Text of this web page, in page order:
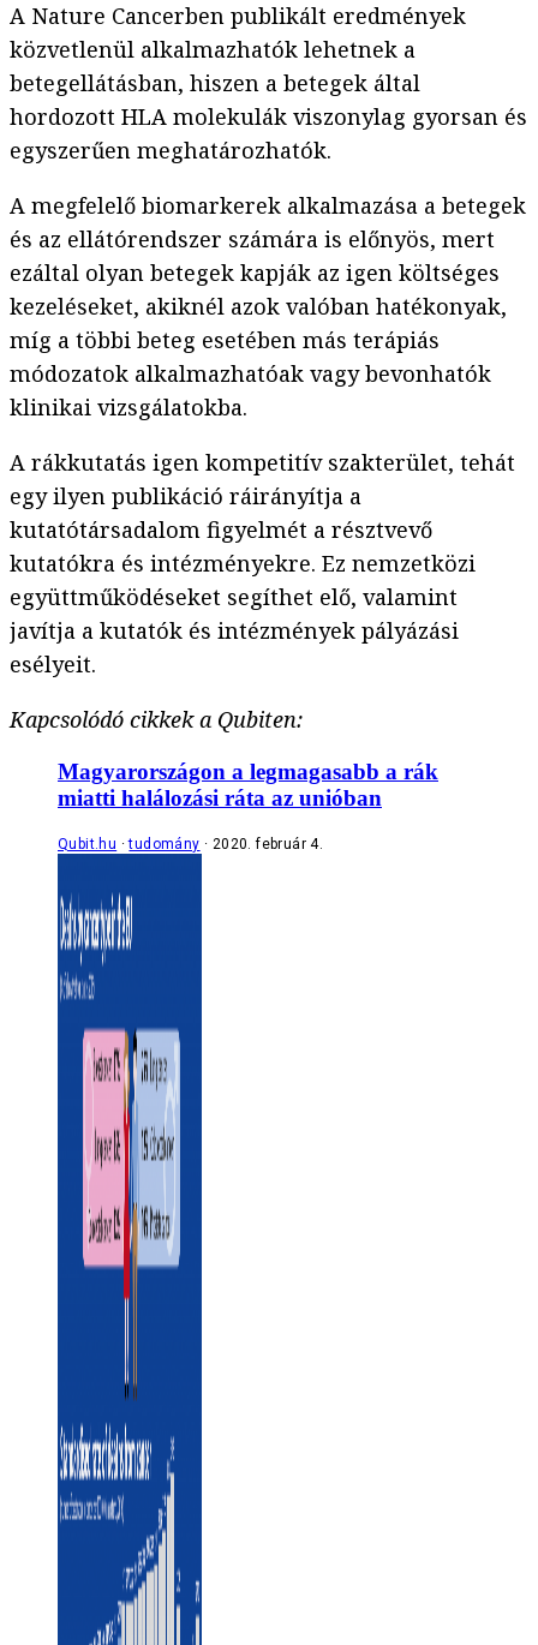
A Nature Cancerben publikált eredmények
közvetlenül alkalmazhatók lehetnek a
betegellátásban, hiszen a betegek által
hordozott HLA molekulák viszonylag gyorsan és
egyszerűen meghatározhatók.
A megfelelő biomarkerek alkalmazása a betegek
és az ellátórendszer számára is előnyös, mert
ezáltal olyan betegek kapják az igen költséges
kezeléseket, akiknél azok valóban hatékonyak,
míg a többi beteg esetében más terápiás
módozatok alkalmazhatóak vagy bevonhatók
klinikai vizsgálatokba.
A rákkutatás igen kompetitív szakterület, tehát
egy ilyen publikáció ráirányítja a
kutatótársadalom figyelmét a résztvevő
kutatókra és intézményekre. Ez nemzetközi
együttműködéseket segíthet elő, valamint
javítja a kutatók és intézmények pályázási
esélyeit.
Kapcsolódó cikkek a Qubiten:
Magyarországon a legmagasabb a rák
miatti halálozási ráta az unióban
Qubit.hu tudomány 2020. február 4.